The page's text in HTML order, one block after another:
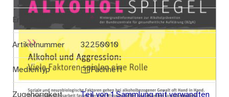
Erscheinungsjahr 2014
Artikelnummer 32250010
Medientyp Fachheft
Zugehörigkeit
Teil von 1 Sammlung mit verwandten